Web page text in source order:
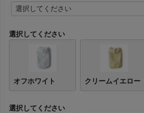
(
選択してください
オフホワイト クリームイエロー
選択してください